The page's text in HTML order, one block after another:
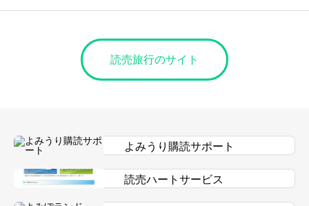
読売旅行のサイト
よみうり購読サポート
読売ハートサービス